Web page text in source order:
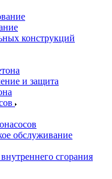
конструкций
и защита
обслуживание
сгорания